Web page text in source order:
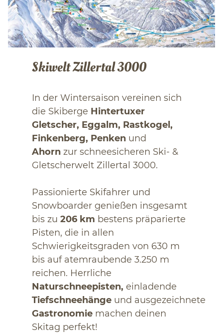
Skiwelt Zillertal 3000
In der Wintersaison vereinen sich
die Skiberge Hintertuxer
Gletscher, Eggalm, Rastkogel,
Finkenberg, Penken und
Ahorn zur schneesicheren Ski- &
Gletscherwelt Zillertal 3000.
Passionierte Skifahrer und
Snowboarder genießen insgesamt
bis zu 206 km bestens präparierte
Pisten, die in allen
Schwierigkeitsgraden von 630 m
bis auf atemraubende 3.250 m
reichen. Herrliche
Naturschneepisten, einladende
Tiefschneehänge und ausgezeichnete
Gastronomie machen deinen
Skitag perfekt!